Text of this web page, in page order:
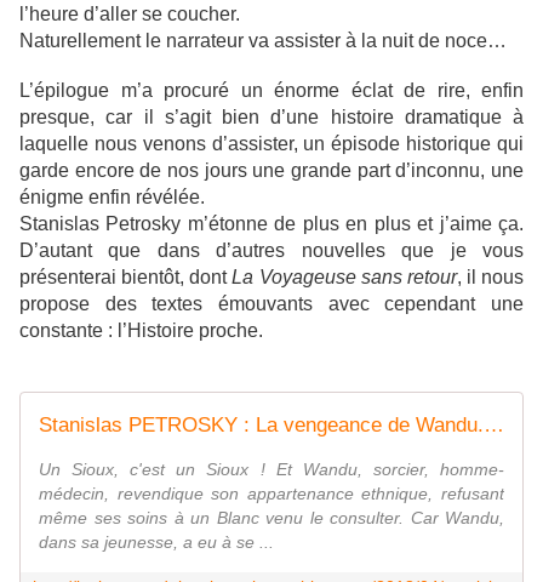
l’heure d’aller se coucher.
Naturellement le narrateur va assister à la nuit de noce…
L’épilogue m’a procuré un énorme éclat de rire, enfin
presque, car il s’agit bien d’une histoire dramatique à
laquelle nous venons d’assister, un épisode historique qui
garde encore de nos jours une grande part d’inconnu, une
énigme enfin révélée.
Stanislas Petrosky m’étonne de plus en plus et j’aime ça.
D’autant que dans d’autres nouvelles que je vous
présenterai bientôt, dontLa Voyageuse sans retour, il nous
propose des textes émouvants avec cependant une
constante : l’Histoire proche.
Stanislas PETROSKY : La vengeance de Wandu. - Les Lectures de l'Oncle Paul
Un Sioux, c'est un Sioux ! Et Wandu, sorcier, homme-
médecin, revendique son appartenance ethnique, refusant
même ses soins à un Blanc venu le consulter. Car Wandu,
dans sa jeunesse, a eu à se ...